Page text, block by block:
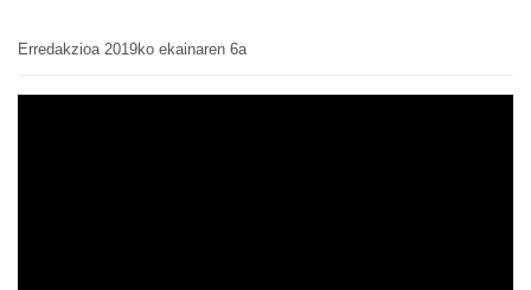
Erredakzioa 2019ko ekainaren 6a